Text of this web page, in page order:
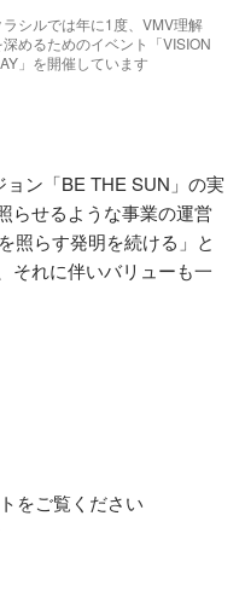
ラシルでは年に1度、VMV理解
深めるためのイベント「VISION
」を開催しています
ン「BE THE SUN」の実
らせるような事業の運営
照らす発明を続ける」と
それに伴いバリューも一
をご覧ください